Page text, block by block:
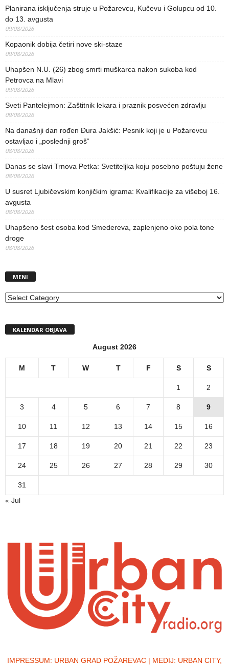
Planirana isključenja struje u Požarevcu, Kučevu i Golupcu od 10.
do 13. avgusta
09/08/2026
Kopaonik dobija četiri nove ski-staze
09/08/2026
Uhapšen N.U. (26) zbog smrti muškarca nakon sukoba kod
Petrovca na Mlavi
09/08/2026
Sveti Pantelejmon: Zaštitnik lekara i praznik posvećen zdravlju
09/08/2026
Na današnji dan rođen Đura Jakšić: Pesnik koji je u Požarevcu
ostavljao i „poslednji groš“
08/08/2026
Danas se slavi Trnova Petka: Svetiteljka koju posebno poštuju žene
08/08/2026
U susret Ljubičevskim konjičkim igrama: Kvalifikacije za višeboj 16.
avgusta
08/08/2026
Uhapšeno šest osoba kod Smedereva, zaplenjeno oko pola tone
droge
08/08/2026
MENI
MENI
KALENDAR OBJAVA
August 2026
M T W T F S S
1 2
3 4 5 6 7 8 9
10 11 12 13 14 15 16
17 18 19 20 21 22 23
24 25 26 27 28 29 30
31
« Jul
IMPRESSUM: URBAN GRAD POŽAREVAC | MEDIJ: URBAN CITY,